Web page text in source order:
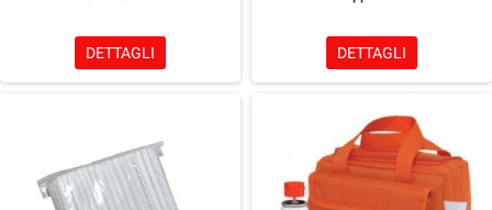
DETTAGLI DETTAGLI